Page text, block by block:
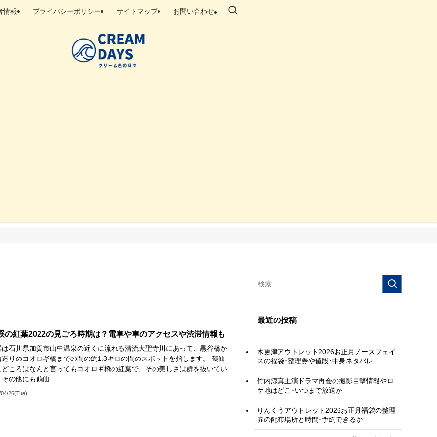
情報 プライバシーポリシー サイトマップ お問い合わせ
の紅葉2022の見ごろ時期は？電車や車のアクセスや渋滞情報も
は石川県加賀市山中温泉の近くに流れる清流大聖寺川にあって、黒谷橋か
造りのコオロギ橋までの間の約1.3キロの間のスポットを指します。 鶴仙
どころはなんと言ってもコオロギ橋の紅葉で、その美しさは群を抜いてい
の他にも鶴仙...
04/26(Tue)
最近の投稿
木更津アウトレット2026お正月ノースフェイ
スの福袋･整理券や値段･中身ネタバレ
竹内涼真主演ドラマ再会の撮影目撃情報やロ
ケ地はどこ･いつまで放送か
りんくうアウトレット2026お正月福袋の整理
券の配布場所と時間･予約できるか